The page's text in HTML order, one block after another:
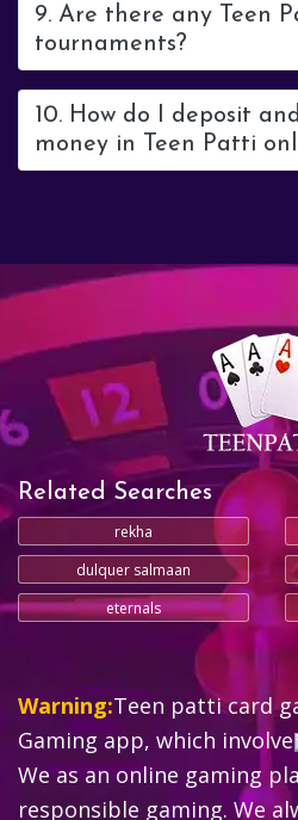
9. Are there any Teen
tournaments?
10. How do I deposit
money in Teen Patti
Related Searches
rekha
dulquer salmaan
eternals
Warning:Teen patti card
Gaming app, which
We as an online gaming
responsible gaming. We